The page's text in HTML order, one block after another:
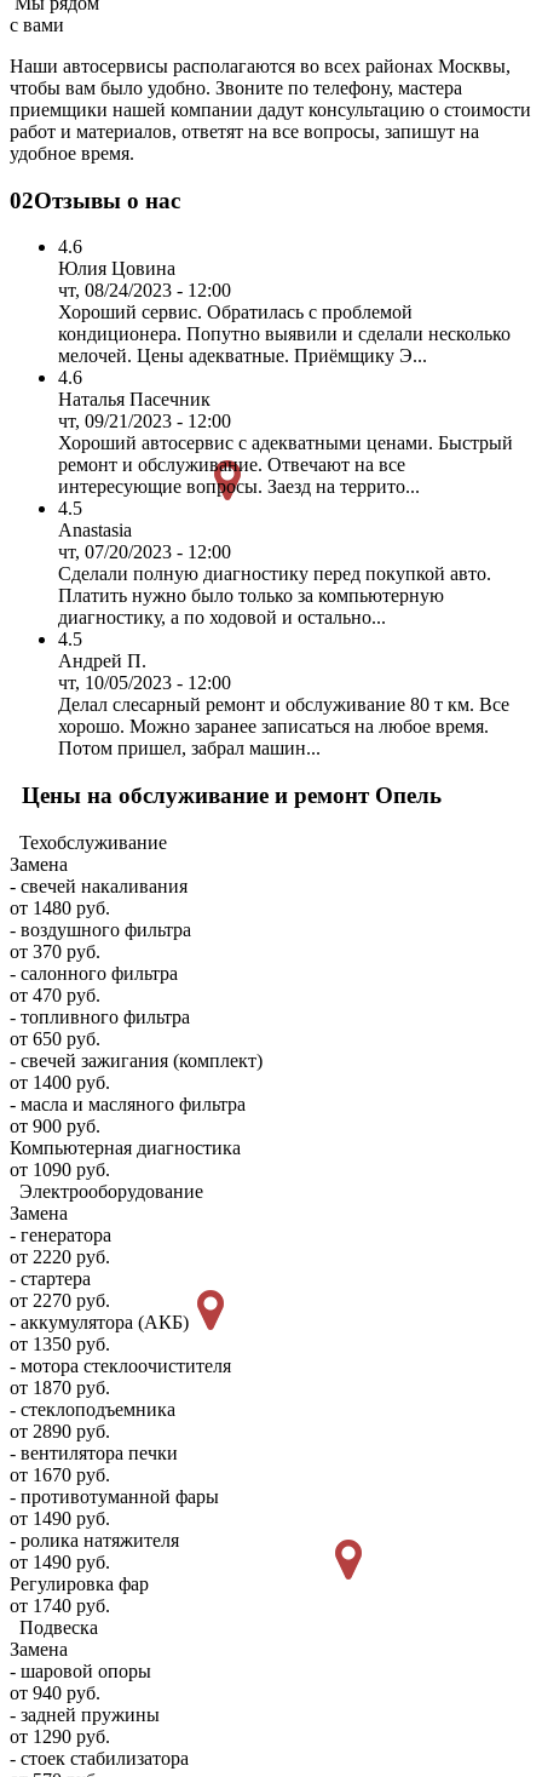
с вами
Наши автосервисы располагаются во всех районах Москвы,
чтобы вам было удобно. Звоните по телефону, мастера
приемщики нашей компании дадут консультацию о стоимости
работ и материалов, ответят на все вопросы, запишут на
удобное время.
02Отзывы о нас
4.6
Юлия Цовина
чт, 08/24/2023 - 12:00
Хороший сервис. Обратилась с проблемой
кондиционера. Попутно выявили и сделали несколько
мелочей. Цены адекватные. Приёмщику Э...
4.6
Наталья Пасечник
чт, 09/21/2023 - 12:00
Хороший автосервис с адекватными ценами. Быстрый
ремонт и обслуживание. Отвечают на все
интересующие вопросы. Заезд на террито...
4.5
Anastasia
чт, 07/20/2023 - 12:00
Сделали полную диагностику перед покупкой авто.
Платить нужно было только за компьютерную
диагностику, а по ходовой и остально...
4.5
Андрей П.
чт, 10/05/2023 - 12:00
Делал слесарный ремонт и обслуживание 80 т км. Все
хорошо. Можно заранее записаться на любое время.
Потом пришел, забрал машин...
Цены на обслуживание и ремонт Опель
Техобслуживание
Замена
- свечей накаливания
от 1480 руб.
- воздушного фильтра
от 370 руб.
- салонного фильтра
от 470 руб.
- топливного фильтра
от 650 руб.
- свечей зажигания (комплект)
от 1400 руб.
- масла и масляного фильтра
от 900 руб.
Компьютерная диагностика
от 1090 руб.
Электрооборудование
Замена
- генератора
от 2220 руб.
- стартера
от 2270 руб.
- аккумулятора (АКБ)
от 1350 руб.
- мотора стеклоочистителя
от 1870 руб.
- стеклоподъемника
от 2890 руб.
- вентилятора печки
от 1670 руб.
- противотуманной фары
от 1490 руб.
- ролика натяжителя
от 1490 руб.
Регулировка фар
от 1740 руб.
Подвеска
Замена
- шаровой опоры
от 940 руб.
- задней пружины
от 1290 руб.
- стоек стабилизатора